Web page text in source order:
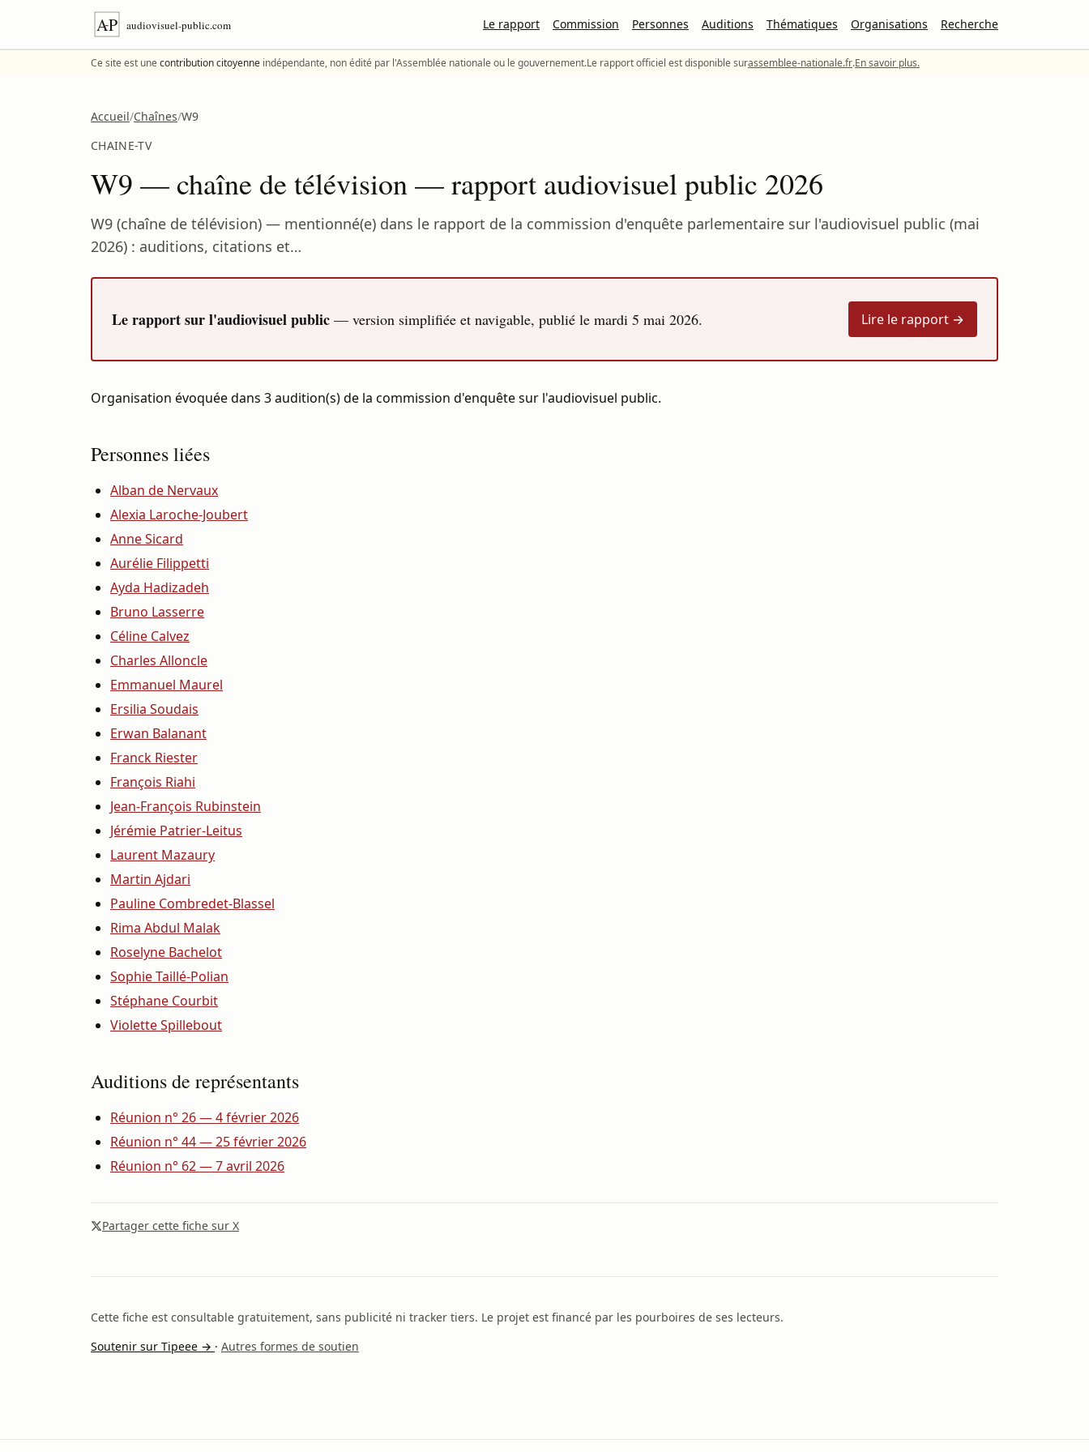
Aller au contenu
Le rapport Commission Personnes Auditions Thématiques Organisations Recherche
Ce site est unecontribution citoyenne indépendante, non édité par l'Assemblée nationale ou le gouvernement.Le rapport officiel est disponible surassemblee-nationale.fr.En savoir plus.
Accueil/Chaînes/W9
CHAINE-TV
W9 — chaîne de télévision — rapport audiovisuel public 2026
W9 (chaîne de télévision) — mentionné(e) dans le rapport de la commission d'enquête parlementaire sur l'audiovisuel public (mai
2026) : auditions, citations et…
Le rapport sur l'audiovisuel public — version simplifiée et navigable, publié le mardi 5 mai 2026. Lire le rapport →
Organisation évoquée dans 3 audition(s) de la commission d'enquête sur l'audiovisuel public.
Personnes liées
Alban de Nervaux
Alexia Laroche-Joubert
Anne Sicard
Aurélie Filippetti
Ayda Hadizadeh
Bruno Lasserre
Céline Calvez
Charles Alloncle
Emmanuel Maurel
Ersilia Soudais
Erwan Balanant
Franck Riester
François Riahi
Jean-François Rubinstein
Jérémie Patrier-Leitus
Laurent Mazaury
Martin Ajdari
Pauline Combredet-Blassel
Rima Abdul Malak
Roselyne Bachelot
Sophie Taillé-Polian
Stéphane Courbit
Violette Spillebout
Auditions de représentants
Réunion n° 26 — 4 février 2026
Réunion n° 44 — 25 février 2026
Réunion n° 62 — 7 avril 2026
Partager cette fiche sur X
Cette fiche est consultable gratuitement, sans publicité ni tracker tiers. Le projet est financé par les pourboires de ses lecteurs.
Soutenir sur Tipeee → · Autres formes de soutien